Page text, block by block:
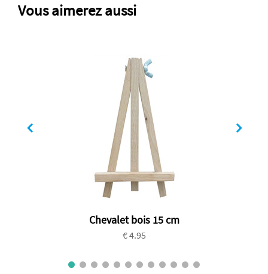
Vous aimerez aussi
Chevalet bois 15 cm
€ 4.95